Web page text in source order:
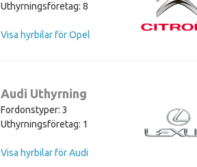
Uthyrningsföretag: 8
Visa hyrbilar för Opel
Audi Uthyrning
Fordonstyper: 3
Uthyrningsföretag: 1
Visa hyrbilar för Audi